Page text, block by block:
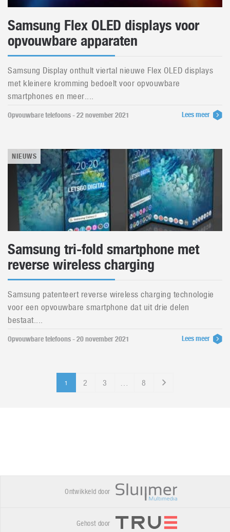
Samsung Flex OLED displays voor
opvouwbare apparaten
Samsung Display onthult viertal nieuwe Flex OLED displays
met kleinere kromming bedoelt voor opvouwbare
smartphones en meer....
Opvouwbare telefoons - 22 november 2021 Lees meer
NIEUWS
Samsung tri-fold smartphone met
reverse wireless charging
Samsung patenteert reverse wireless charging technologie
voor een opvouwbare smartphone dat uit drie delen
bestaat....
Opvouwbare telefoons - 20 november 2021 Lees meer
1 2 3 … 8
Ontwikkeld door
Gehost door